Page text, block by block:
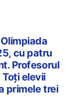
cu patru
Profesorul
elevii
primele trei